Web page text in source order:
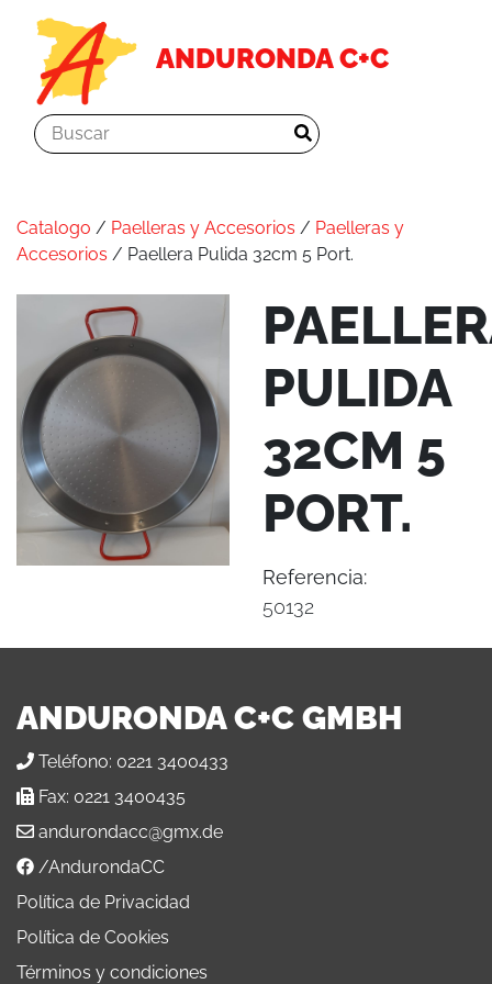
ANDURONDA C+C
Catalogo / Paelleras y Accesorios / Paelleras y
Accesorios / Paellera Pulida 32cm 5 Port.
PULIDA
32CM 5
PORT.
Referencia:
50132
ANDURONDA C+C GMBH
Teléfono: 0221 3400433
Fax: 0221 3400435
andurondacc@gmx.de
/AndurondaCC
Política de Privacidad
Política de Cookies
Términos y condiciones